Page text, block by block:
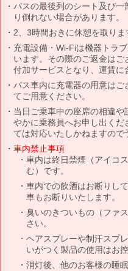
バスの最後列のシート及び一
り倒れない場合があります。
2、3時間おきに休憩を取りま
充電設備・Wi-Fiは機器トラ
います。その際のご返金は
付加サービスとなり、運賃に
バス車内に充電器の用意はご
てご用意ください。
当日ご乗車中の座席の相違
やかに乗務員へお申し出くだ
ては対応いたしかねますので
車内禁止事項
車内は終日禁煙（アイコ
む）です。
車内での飲酒はお断りし
車もお断りいたします。
臭いのきついもの（ファ
さい。
ヘアスプレーや制汗スプ
いがつく製品の使用はお
消灯後、他のお客様の睡